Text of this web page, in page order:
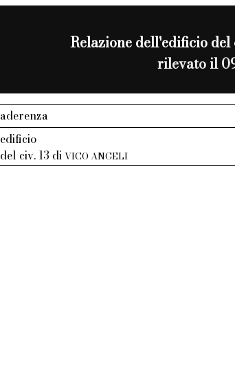
Relazione dell'edificio
rilevato il
aderenza
edificio
del civ. 13 diVICO ANGELI